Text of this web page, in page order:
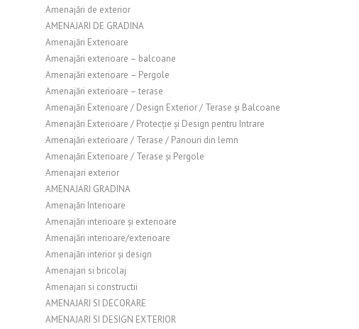
Amenajări de exterior
AMENAJARI DE GRADINA
Amenajări Exterioare
Amenajări exterioare – balcoane
Amenajări exterioare – Pergole
Amenajări exterioare – terase
Amenajări Exterioare / Design Exterior / Terase și Balcoane
Amenajări Exterioare / Protecție și Design pentru Intrare
Amenajări exterioare / Terase / Panouri din lemn
Amenajări Exterioare / Terase și Pergole
Amenajari exterior
AMENAJARI GRADINA
Amenajări Interioare
Amenajări interioare și exterioare
Amenajări interioare/exterioare
Amenajări interior și design
Amenajari si bricolaj
Amenajari si constructii
AMENAJARI SI DECORARE
AMENAJARI SI DESIGN EXTERIOR